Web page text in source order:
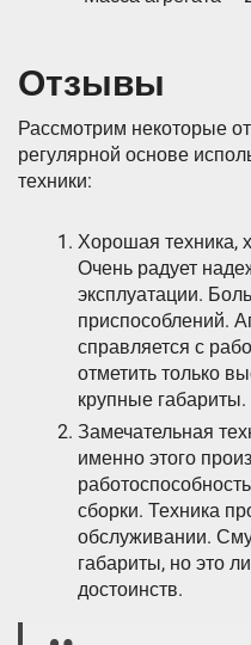
Отзывы
Рассмотрим некоторые
регулярной основе
техники:
Хорошая техника,
Очень радует
эксплуатации.
приспособлений.
справляется с
отметить только
крупные габариты.
Замечательная
именно этого
сборки. Техника
обслуживании.
габариты, но это
достоинств.